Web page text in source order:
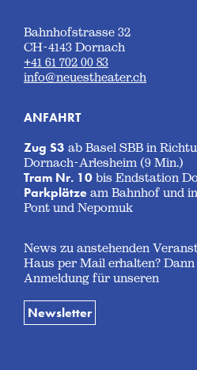
Bahnhofstrasse 32
CH-4143 Dornach
+41 61 702 00 83
info@neuestheater.ch
ANFAHRT
Zug S3 ab Basel SBB in
Dornach-Arlesheim (9 Min.)
Tram Nr. 10 bis Endstation
Parkplätze am Bahnhof und
Pont und Nepomuk
News zu anstehenden
Haus per Mail erhalten?
Anmeldung für unseren
Newsletter